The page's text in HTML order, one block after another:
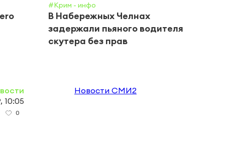
#Крим - инфо
В Набережных Челнах
задержали пьяного водителя
скутера без прав
10:05
0
Новости СМИ2